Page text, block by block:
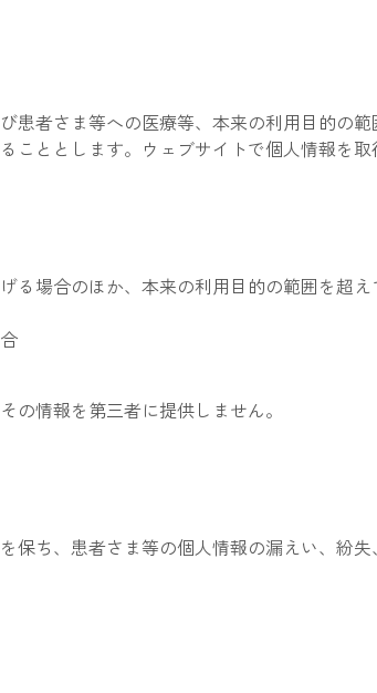
患者さま等への医療等、本来の利用目的の
ととします。ウェブサイトで個人情報を取
場合のほか、本来の利用目的の範囲を超え
の情報を第三者に提供しません。
保ち、患者さま等の個人情報の漏えい、紛